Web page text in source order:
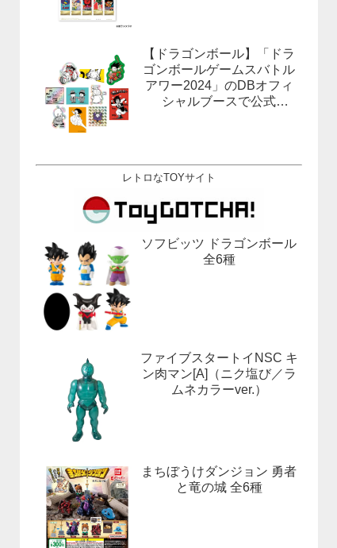
【ドラゴンボール】「ドラ
ゴンボールゲームスバトル
アワー2024」のDBオフィ
シャルブースで公式
る。1月27日,28日@ロサン
ゼルス。
レトロなTOYサイト
ソフビッツ ドラゴンボール
全6種
ファイブスタートイNSC キ
ン肉マン[A]（ニク塩び／ラ
ムネカラーver.）
まちぼうけダンジョン 勇者
と竜の城 全6種